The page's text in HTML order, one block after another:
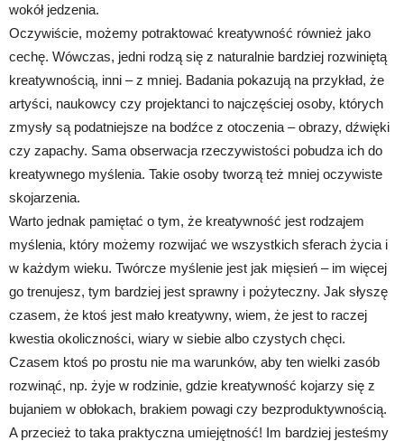
wokół jedzenia.
Oczywiście, możemy potraktować kreatywność również jako
cechę. Wówczas, jedni rodzą się z naturalnie bardziej rozwiniętą
kreatywnością, inni – z mniej. Badania pokazują na przykład, że
artyści, naukowcy czy projektanci to najczęściej osoby, których
zmysły są podatniejsze na bodźce z otoczenia – obrazy, dźwięki
czy zapachy. Sama obserwacja rzeczywistości pobudza ich do
kreatywnego myślenia. Takie osoby tworzą też mniej oczywiste
skojarzenia.
Warto jednak pamiętać o tym, że kreatywność jest rodzajem
myślenia, który możemy rozwijać we wszystkich sferach życia i
w każdym wieku. Twórcze myślenie jest jak mięsień – im więcej
go trenujesz, tym bardziej jest sprawny i pożyteczny. Jak słyszę
czasem, że ktoś jest mało kreatywny, wiem, że jest to raczej
kwestia okoliczności, wiary w siebie albo czystych chęci.
Czasem ktoś po prostu nie ma warunków, aby ten wielki zasób
rozwinąć, np. żyje w rodzinie, gdzie kreatywność kojarzy się z
bujaniem w obłokach, brakiem powagi czy bezproduktywnością.
A przecież to taka praktyczna umiejętność! Im bardziej jesteśmy